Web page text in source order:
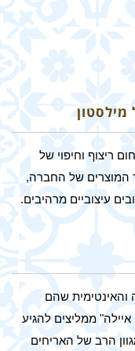
מילסטון
ריצוף וחיפוי של
המוצרים של החברה,
עיצוביים מרהיבים.
והאינטימית שהם
ממליצים להגיע
הרב של האריחים